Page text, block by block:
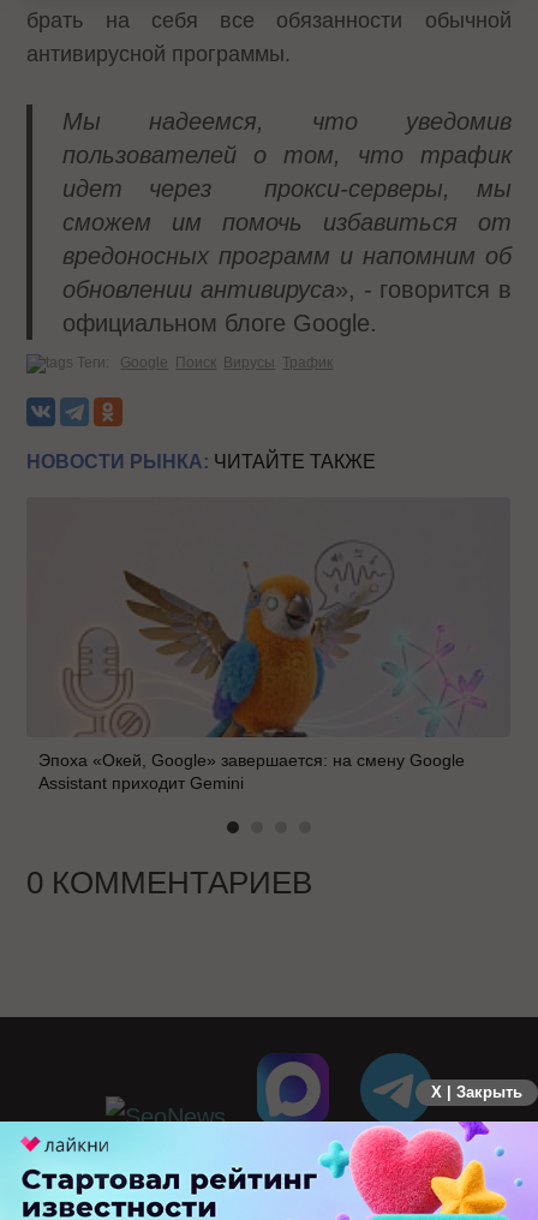
брать на себя все обязанности обычной
антивирусной программы.
Мы надеемся, что уведомив
пользователей о том, что трафик
идет через прокси-серверы, мы
сможем им помочь избавиться от
вредоносных программ и напомним об
обновлении антивируса», - говорится в
официальном блоге Google.
Теги: Google Поиск Вирусы Трафик
НОВОСТИ РЫНКА: ЧИТАЙТЕ ТАКЖЕ
Эпоха «Окей, Google» завершается: на смену Google
Assistant приходит Gemini
0 КОММЕНТАРИЕВ
X | Закрыть
ПЕРЕЙТИ НА ПОЛНУЮ ВЕРСИЮ
© SEOnews.ru Все права защищены. 2026